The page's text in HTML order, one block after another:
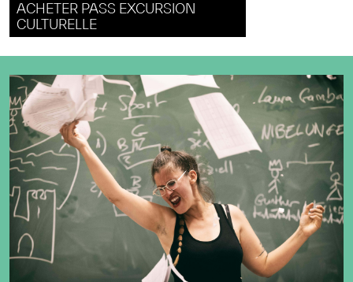
ACHETER PASS EXCURSION
CULTURELLE